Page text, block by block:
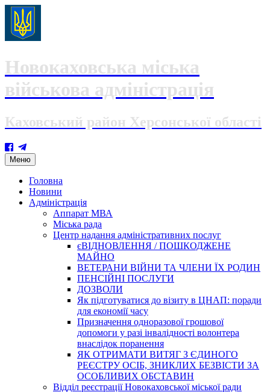
Новокаховська міська
військова адміністрація
Каховський район Херсонської області
Меню Skip
to
content
Головна
Новини
Адміністрація
Аппарат МВА
Міська рада
Центр надання адміністративних послуг
єВІДНОВЛЕННЯ / ПОШКОДЖЕНЕ
МАЙНО
ВЕТЕРАНИ ВІЙНИ ТА ЧЛЕНИ ЇХ РОДИН
ПЕНСІЙНІ ПОСЛУГИ
ДОЗВОЛИ
Як підготуватися до візиту в ЦНАП: поради
для економії часу
Призначення одноразової грошової
допомоги у разі інвалідності волонтера
внаслідок поранення
ЯК ОТРИМАТИ ВИТЯГ З ЄДИНОГО
РЕЄСТРУ ОСІБ, ЗНИКЛИХ БЕЗВІСТИ ЗА
ОСОБЛИВИХ ОБСТАВИН
Відділ реєстрації Новокаховської міської ради